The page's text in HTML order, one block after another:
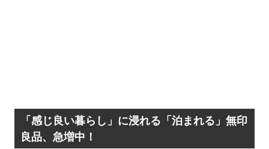
「感じ良い暮らし」に浸れる「泊まれる」無印
良品、急増中！